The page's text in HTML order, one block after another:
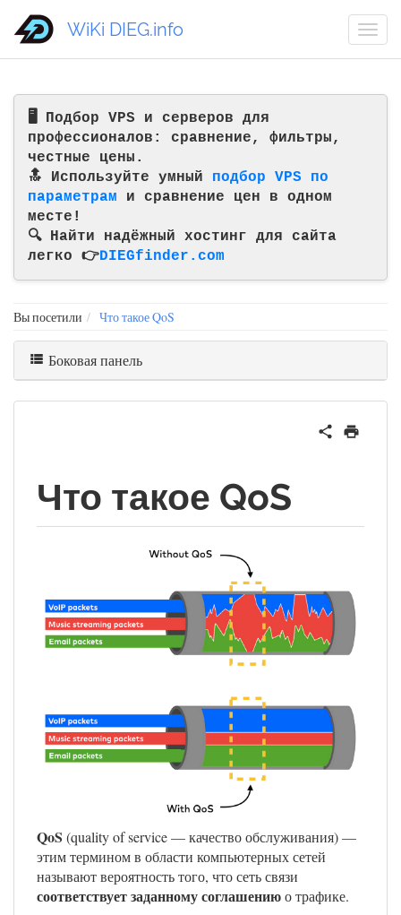
🖥️ Подбор VPS и серверов для
профессионалов: сравнение, фильтры,
честные цены.
🔝 Используйте умный подбор VPS по
параметрам и сравнение цен в одном
месте!
🔍 Найти надёжный хостинг для сайта
легко 👉DIEGfinder.com
WiKi DIEG.info
Вы посетили Что такое QoS
Боковая панель
Что такое QoS
QoS (quality of service — качество обслуживания) —
этим термином в области компьютерных сетей
называют вероятность того, что сеть связи
соответствует заданному соглашениюо трафике.